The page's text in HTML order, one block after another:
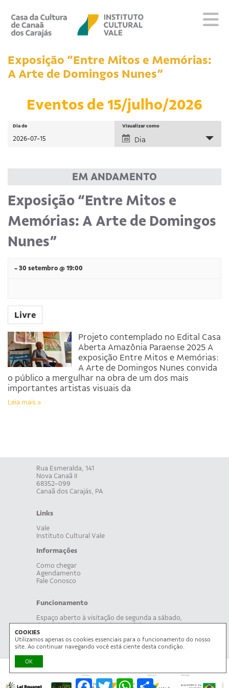
COOKIES
Utilizamos apenas os cookies essenciais para o funcionamento do nosso
site. Ao continuar navegando você está ciente desta condição.
OK
Sobre
Eventos
Repositório
Educativo
Fale conosco
PT EN ES
Exposição “Entre Mitos e Memórias:
A Arte de Domingos Nunes”
Eventos de 15/julho/2026
Pesquisa
e
visuais
de
Eventos
Pesquisar
Eventos
Dia de
Navegação
do
visual
Visualizar como
Dia
EM ANDAMENTO
Exposição “Entre Mitos e
Memórias: A Arte de Domingos
Nunes”
- 30 setembro @ 19:00
Livre
Projeto contemplado no Edital Casa
Aberta Amazônia Paraense 2025 A
exposição Entre Mitos e Memórias:
A Arte de Domingos Nunes convida
o público a mergulhar na obra de um dos mais
importantes artistas visuais da
Leia mais »
Rua Esmeralda, 141
Nova Canaã II
68352-099
Canaã dos Carajás, PA
Links
Vale
Instituto Cultural Vale
Informações
Como chegar
Agendamento
Fale Conosco
Funcionamento
Espaço aberto à visitação de segunda a sábado,
das 8h às 19h. Acompanhe, também, nossa
programação on-line.
Facebook Twitter WhatsApp Share